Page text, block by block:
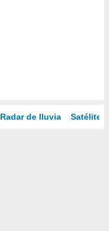
Radar de lluvia Satélites